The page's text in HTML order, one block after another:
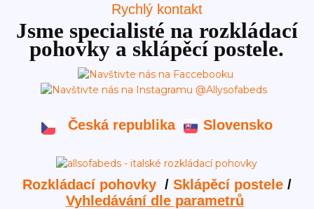
Rychlý kontakt
Jsme specialisté na rozkládací
pohovky a sklápěcí postele.
Česká republika Slovensko
Rozkládací pohovky / Sklápěcí postele/
Vyhledávání dle parametrů